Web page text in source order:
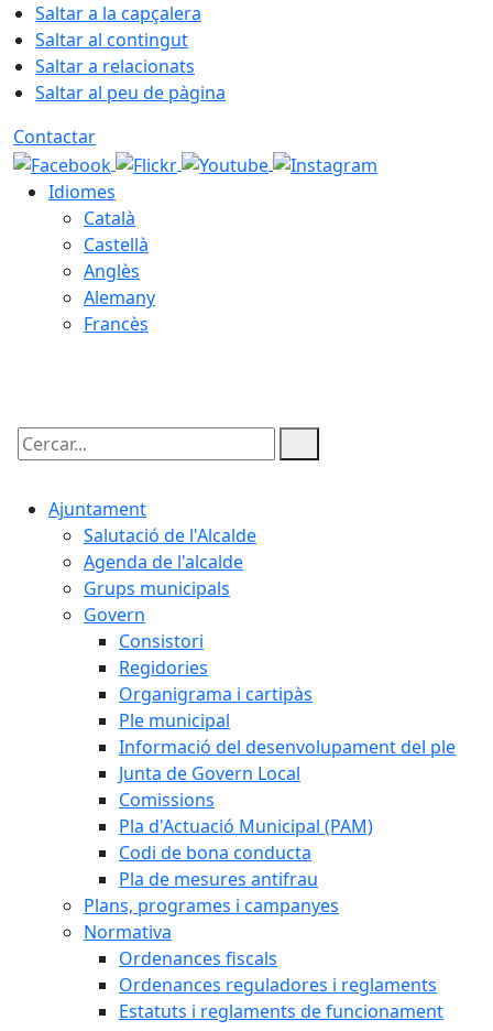
Saltar a la capçalera
Saltar al contingut
Saltar a relacionats
Saltar al peu de pàgina
Contactar
Idiomes
Català
Castellà
Anglès
Alemany
Francès
Cercar:
Ajuntament
Salutació de l'Alcalde
Agenda de l'alcalde
Grups municipals
Govern
Consistori
Regidories
Organigrama i cartipàs
Ple municipal
Informació del desenvolupament del ple
Junta de Govern Local
Comissions
Pla d'Actuació Municipal (PAM)
Codi de bona conducta
Pla de mesures antifrau
Plans, programes i campanyes
Normativa
Ordenances fiscals
Ordenances reguladores i reglaments
Estatuts i reglaments de funcionament